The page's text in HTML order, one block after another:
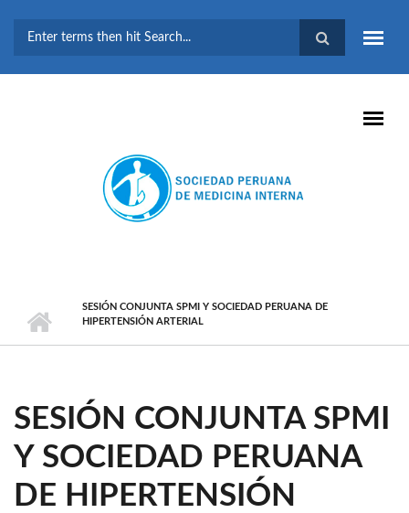
BÚSQUEDA
SESIÓN CONJUNTA SPMI Y SOCIEDAD PERUANA DE
HIPERTENSIÓN ARTERIAL
SESIÓN CONJUNTA SPMI
Y SOCIEDAD PERUANA
DE HIPERTENSIÓN